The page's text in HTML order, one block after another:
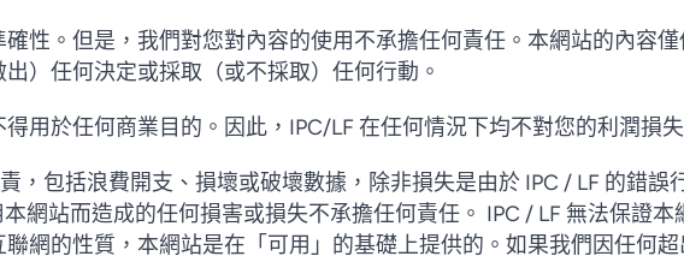
性。但是，我們對您對內容的使用不承擔任何責任。本網站的內容僅
）任何決定或採取（或不採取）任何行動。
用於任何商業目的。因此，IPC/LF 在任何情況下均不對您的利潤損失
，包括浪費開支、損壞或破壞數據，除非損失是由於 IPC / LF 的錯誤
網站而造成的任何損害或損失不承擔任何責任。 IPC / LF 無法保證本
網的性質，本網站是在「可用」的基礎上提供的。如果我們因任何